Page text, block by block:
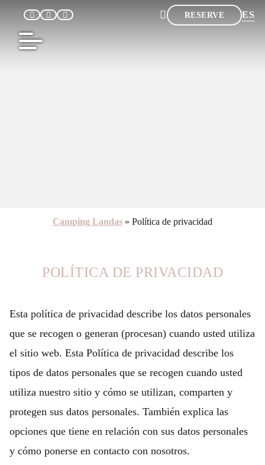
RESERVE ES
Camping Landas » Política de privacidad
POLÍTICA DE PRIVACIDAD
Esta política de privacidad describe los datos personales
que se recogen o generan (procesan) cuando usted utiliza
el sitio web. Esta Política de privacidad describe los
tipos de datos personales que se recogen cuando usted
utiliza nuestro sitio y cómo se utilizan, comparten y
protegen sus datos personales. También explica las
opciones que tiene en relación con sus datos personales
y cómo ponerse en contacto con nosotros.